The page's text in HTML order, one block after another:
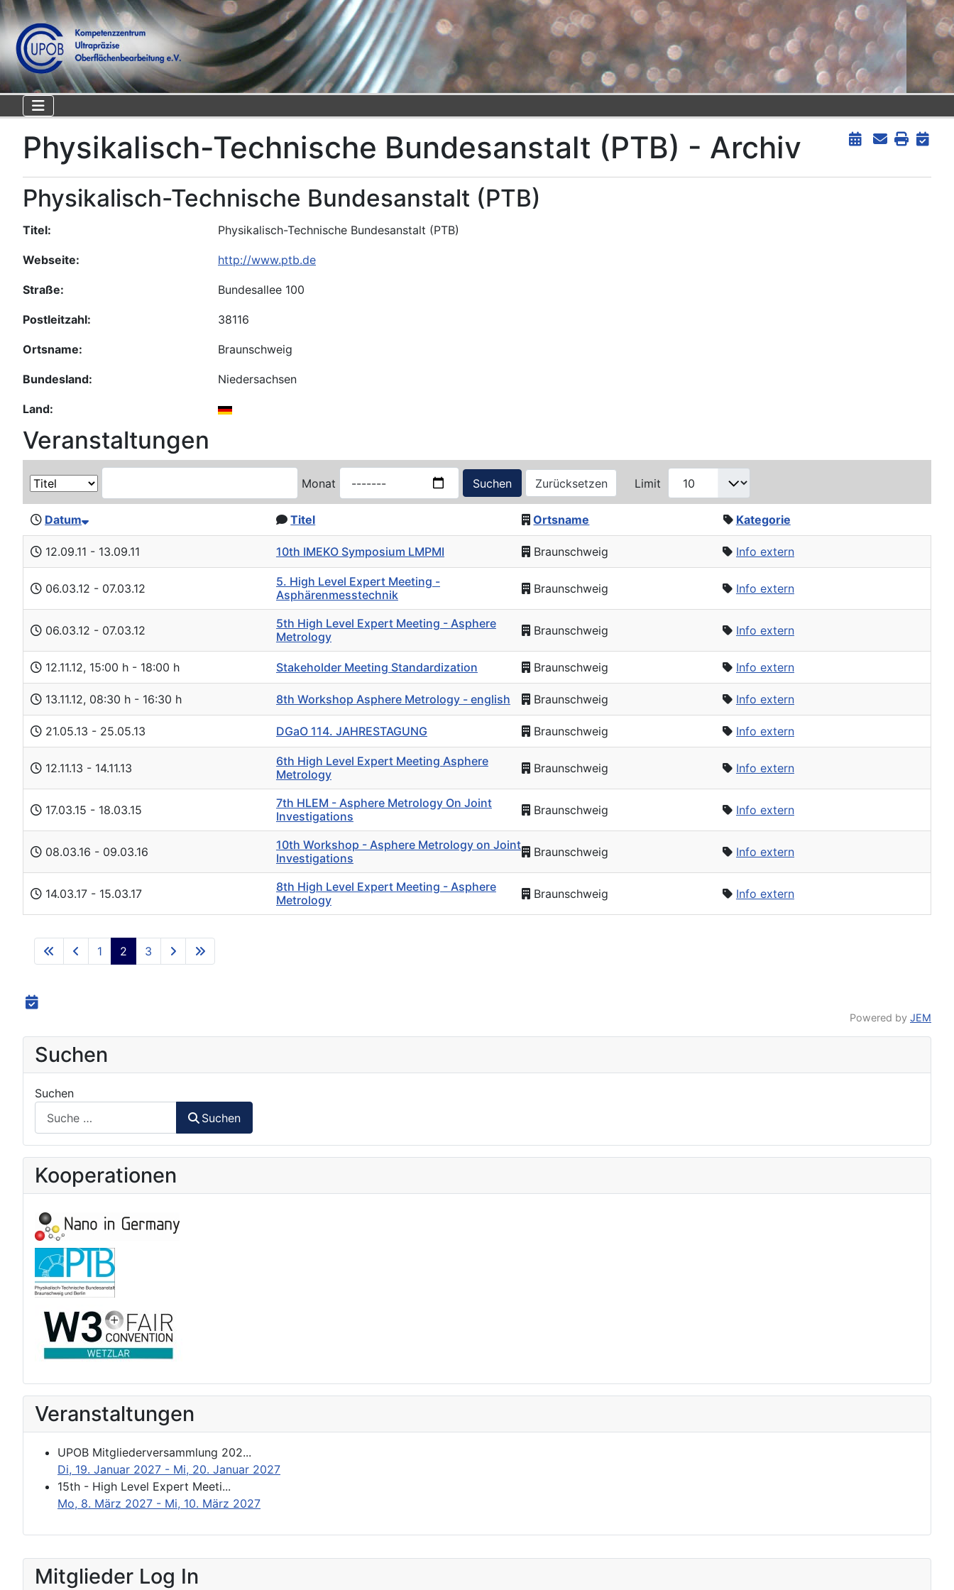
Mitglieder Log In
Physikalisch-Technische Bundesanstalt (PTB) - Archiv
Physikalisch-Technische Bundesanstalt (PTB)
Titel: Physikalisch-Technische Bundesanstalt (PTB)
Webseite: http://www.ptb.de
Straße: Bundesallee 100
Postleitzahl: 38116
Ortsname: Braunschweig
Bundesland: Niedersachsen
Land:
Veranstaltungen
Monat Suchen Zurücksetzen Limit
Datum Titel Ortsname Kategorie
12.09.11 - 13.09.11 10th IMEKO Symposium LMPMI Braunschweig Info extern
06.03.12 - 07.03.12
5. High Level Expert Meeting -
Asphärenmesstechnik
Braunschweig Info extern
06.03.12 - 07.03.12
5th High Level Expert Meeting - Asphere
Metrology
Braunschweig Info extern
12.11.12, 15:00 h - 18:00 h Stakeholder Meeting Standardization Braunschweig Info extern
13.11.12, 08:30 h - 16:30 h 8th Workshop Asphere Metrology - english Braunschweig Info extern
21.05.13 - 25.05.13 DGaO 114. JAHRESTAGUNG Braunschweig Info extern
12.11.13 - 14.11.13
6th High Level Expert Meeting Asphere
Metrology
Braunschweig Info extern
17.03.15 - 18.03.15
7th HLEM - Asphere Metrology On Joint
Investigations
Braunschweig Info extern
08.03.16 - 09.03.16
10th Workshop - Asphere Metrology on Joint
Investigations
Braunschweig Info extern
14.03.17 - 15.03.17
8th High Level Expert Meeting - Asphere
Metrology
Braunschweig Info extern
1 2 3
Powered by JEM
Suchen
Suchen
Suchen
Kooperationen
Veranstaltungen
UPOB Mitgliederversammlung 202...
Di, 19. Januar 2027 - Mi, 20. Januar 2027
15th - High Level Expert Meeti...
Mo, 8. März 2027 - Mi, 10. März 2027